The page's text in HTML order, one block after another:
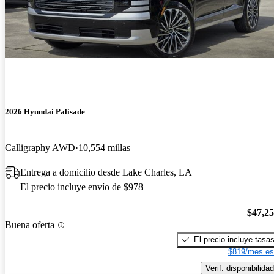
2026 Hyundai Palisade
Calligraphy AWD 10,554 millas
Entrega a domicilio desde Lake Charles, LA
El precio incluye envío de $978
Buena oferta
El precio incluye tasas
$819/mes
Verif. disponibilidad